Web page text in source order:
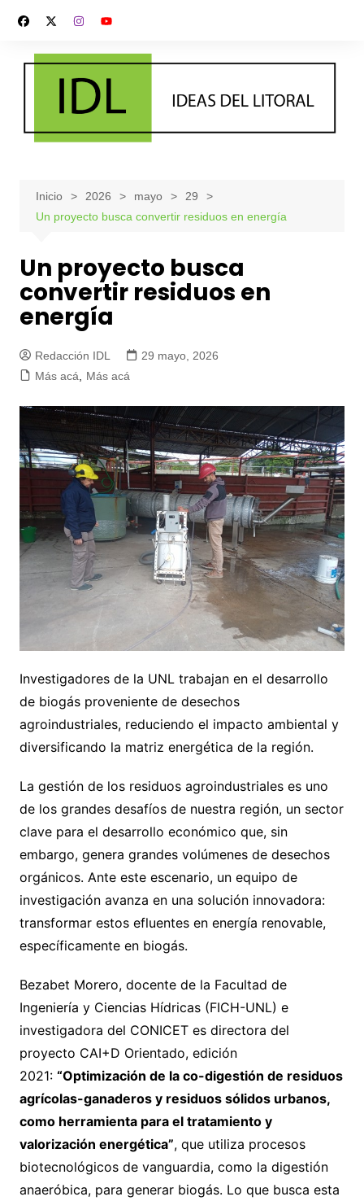
contenido
Inicio 2026 mayo
29
Un proyecto busca convertir residuos en energía
Un proyecto busca
convertir residuos en
energía
Redacción IDL
29 mayo, 2026
Más acá, Más acá
Investigadores de la UNL trabajan en el desarrollo
de biogás proveniente de desechos
agroindustriales, reduciendo el impacto ambiental y
diversificando la matriz energética de la región.
La gestión de los residuos agroindustriales es uno
de los grandes desafíos de nuestra región, un sector
clave para el desarrollo económico que, sin
embargo, genera grandes volúmenes de desechos
orgánicos. Ante este escenario, un equipo de
investigación avanza en una solución innovadora:
transformar estos efluentes en energía renovable,
específicamente en biogás.
Bezabet Morero, docente de la Facultad de
Ingeniería y Ciencias Hídricas (FICH-UNL) e
investigadora del CONICET es directora del
proyecto CAI+D Orientado, edición
2021: “Optimización de la co-digestión de residuos
agrícolas-ganaderos y residuos sólidos urbanos,
como herramienta para el tratamiento y
valorización energética”, que utiliza procesos
biotecnológicos de vanguardia, como la digestión
anaeróbica, para generar biogás. Lo que busca esta